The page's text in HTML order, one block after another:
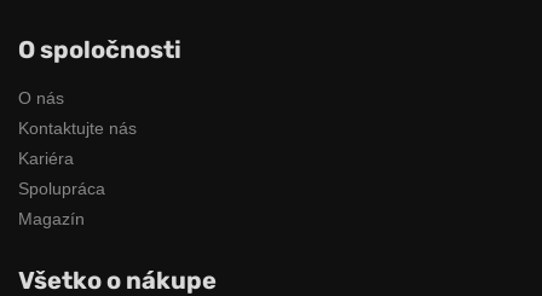
O spoločnosti
O nás
Kontaktujte nás
Kariéra
Spolupráca
Magazín
Všetko o nákupe